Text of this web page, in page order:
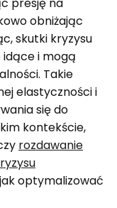
presję na
obniżając
skutki kryzysu
i mogą
Takie
elastyczności i
się do
kontekście,
rozdawanie
optymalizować